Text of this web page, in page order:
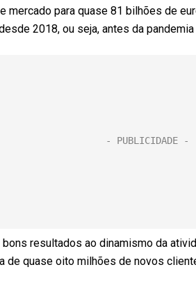
mercado para quase 81 bilhões de
2018, ou seja, antes da
resultados ao dinamismo da
de quase oito milhões de novos